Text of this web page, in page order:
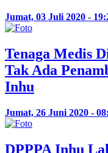
Jumat, 03 Juli 2020 -
Tenaga Medis
Tak Ada
Inhu
Jumat, 26 Juni 2020 -
DPPPA Inhu